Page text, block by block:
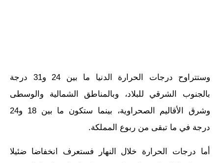
وستتراوح درجات الحرارة الدنيا ما بين 24 و31 درجة
بالجنوب الشرقي للبلاد، وبالمناطق الشمالية والوسطى
وشرق الأقاليم الصحراوية، بينما ستكون ما بين 18 و24
درجة في ما تبقى من ربوع المملكة.
أما درجات الحرارة خلال النهار فستعرف انخفاضا ضئيلا